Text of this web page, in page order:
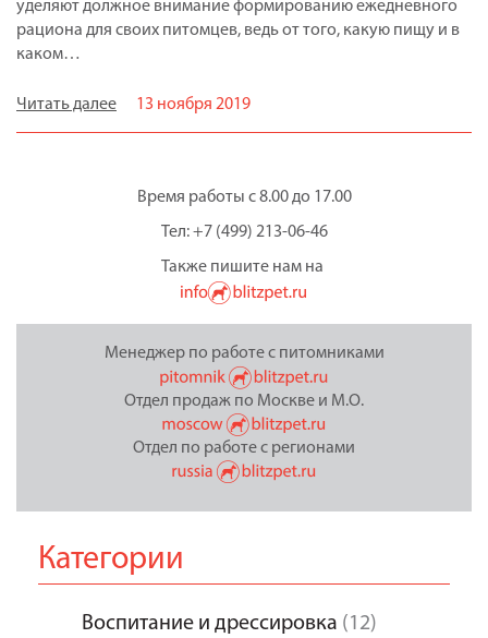
уделяют должное внимание формированию ежедневного
рациона для своих питомцев, ведь от того, какую пищу и в
каком…
Читать далее 13 ноября 2019
Время работы с 8.00 до 17.00
Тел: +7 (499) 213-06-46
Также пишите нам на
Менеджер по работе с питомниками
Отдел продаж по Москве и М.О.
Отдел по работе с регионами
Категории
Воспитание и дрессировка (12)